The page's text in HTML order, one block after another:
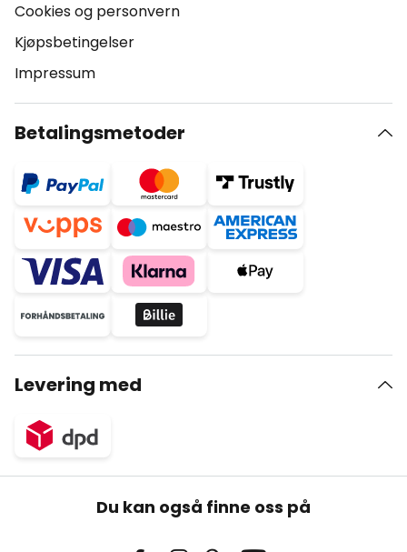
Cookies og personvern
Kjøpsbetingelser
Impressum
Betalingsmetoder
Levering med
Du kan også finne oss på